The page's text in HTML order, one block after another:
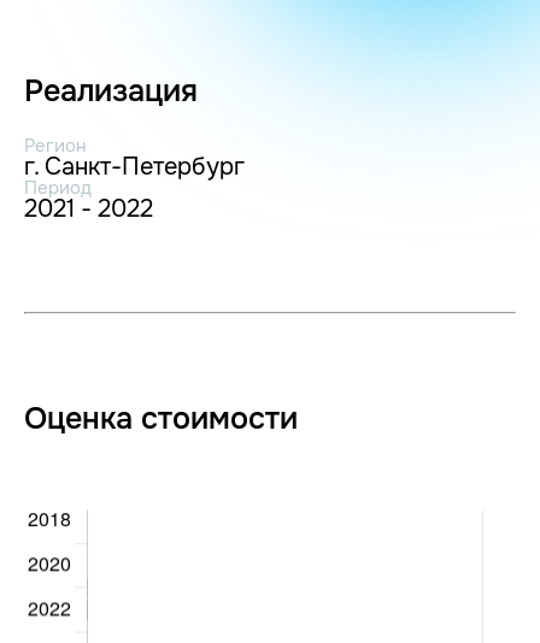
Реализация
Регион
г. Санкт-Петербург
Период
2021 - 2022
Оценка стоимости